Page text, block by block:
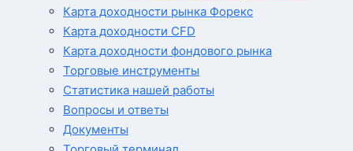
Карта доходности рынка Форекс
Карта доходности CFD
Карта доходности фондового рынка
Торговые инструменты
Статистика нашей работы
Вопросы и ответы
Документы